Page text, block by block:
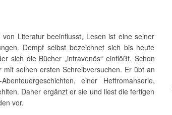
Literatur beeinflusst, Lesen ist eine seiner
Dempf selbst bezeichnet sich bis heute
sich die Bücher „intravenös“ einflößt. Schon
mit seinen ersten Schreibversuchen. Er übt an
einer Heftromanserie,
Daher ergänzt er sie und liest die fertigen
vor.